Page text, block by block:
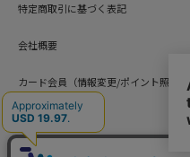
特定商取引に基づく表記
会社概要
カード会員（情報変更/ポイント照会）
お問い合わせ